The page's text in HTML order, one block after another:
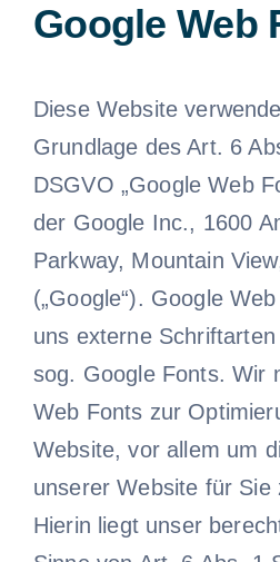
Google Web
Diese Website
Grundlage des Art. 6
DSGVO „Google Web
der Google Inc., 1600
Parkway, Mountain
(„Google“). Google
uns externe
sog. Google Fonts. Wir
Web Fonts zur
Website, vor allem um
unserer Website für Sie
Hierin liegt unser